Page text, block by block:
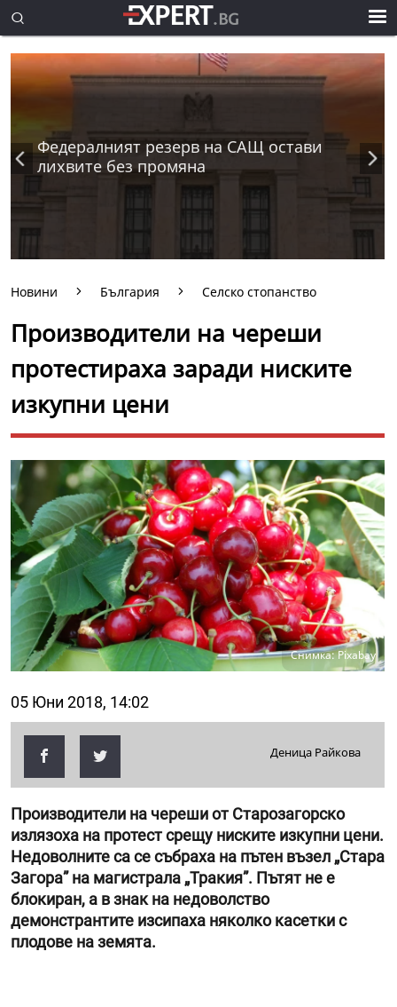
Федералният резерв на САЩ остави
лихвите без промяна
Новини България Селско стопанство
Производители на череши
протестираха заради ниските
изкупни цени
Снимка: Pixabay
05 Юни 2018, 14:02
Деница Райкова
Производители на череши от Старозагорско
излязоха на протест срещу ниските изкупни цени.
Недоволните са се събраха на пътен възел „Стара
Загора” на магистрала „Тракия”. Пътят не е
блокиран, а в знак на недоволство
демонстрантите изсипаха няколко касетки с
плодове на земята.